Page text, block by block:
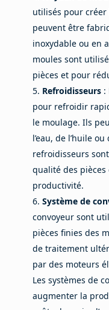
utilisés pour créer
peuvent être
inoxydable ou en
moules sont
pièces et pour
Refroidisseurs:
pour refroidir
le moulage. Ils
l’eau, de l’huile
refroidisseurs
qualité des
productivité.
Système de
convoyeur sont
pièces finies des
de traitement
par des moteurs
Les systèmes de
augmenter la